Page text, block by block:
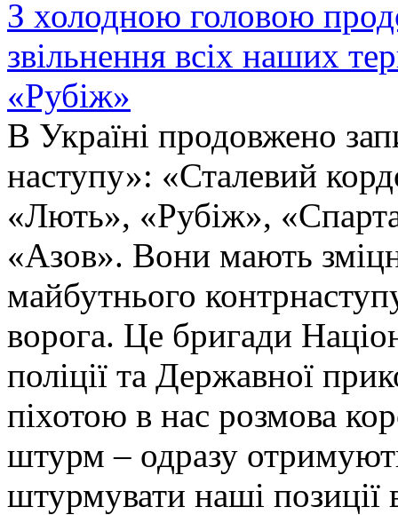
З холодною головою
звільнення всіх наших
«Рубіж»
В Україні продовжено
наступу»: «Сталевий
«Лють», «Рубіж»,
«Азов». Вони мають
майбутнього
ворога. Це бригади
поліції та Державної
піхотою в нас розмова
штурм – одразу
штурмувати наші позиції